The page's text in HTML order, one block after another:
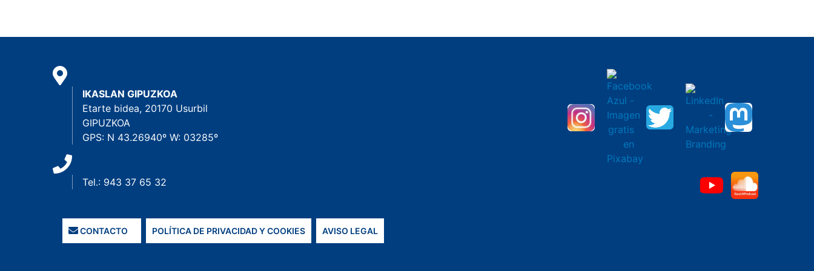
IKASLAN GIPUZKOA
Etarte bidea, 20170 Usurbil
GIPUZKOA
GPS: N 43.26940º W: 03285º
Tel.: 943 37 65 32
CONTACTO POLÍTICA DE PRIVACIDAD Y COOKIES AVISO LEGAL